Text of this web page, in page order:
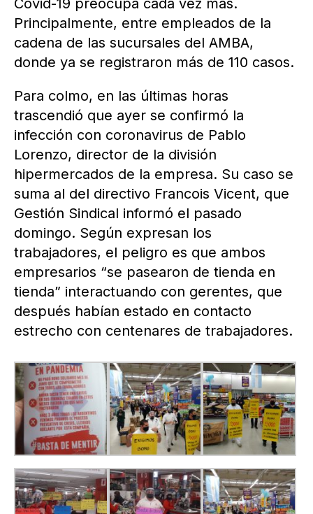
Covid-19 preocupa cada vez más.
Principalmente, entre empleados de la
cadena de las sucursales del AMBA,
donde ya se registraron más de 110 casos.
Para colmo, en las últimas horas
trascendió que ayer se confirmó la
infección con coronavirus de Pablo
Lorenzo, director de la división
hipermercados de la empresa. Su caso se
suma al del directivo Francois Vicent, que
Gestión Sindical informó el pasado
domingo. Según expresan los
trabajadores, el peligro es que ambos
empresarios “se pasearon de tienda en
tienda” interactuando con gerentes, que
después habían estado en contacto
estrecho con centenares de trabajadores.